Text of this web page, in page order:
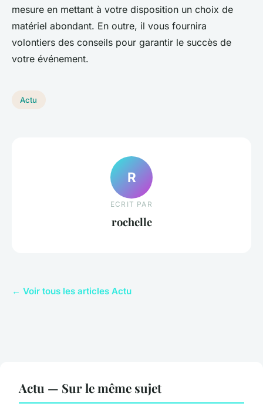
mesure en mettant à votre disposition un choix de
matériel abondant. En outre, il vous fournira
volontiers des conseils pour garantir le succès de
votre événement.
Actu
R
ECRIT PAR
rochelle
← Voir tous les articles Actu
Actu — Sur le même sujet